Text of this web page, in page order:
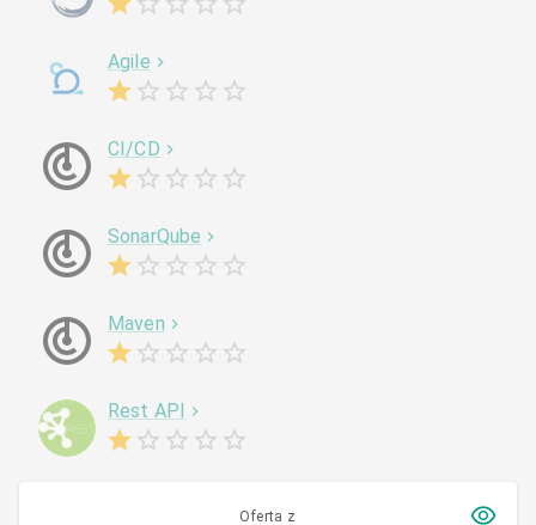
Agile
CI/CD
SonarQube
Maven
Rest API
Oferta z